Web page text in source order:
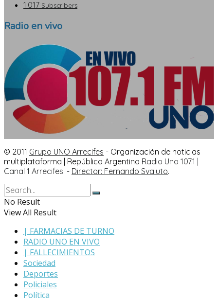
1.017 Subscribers
Radio en vivo
© 2011 Grupo UNO Arrecifes - Organización de noticias
multiplataforma | República Argentina Radio Uno 107.1 |
Canal 1 Arrecifes. - Director: Fernando Svaluto.
No Result
View All Result
| FARMACIAS DE TURNO
RADIO UNO EN VIVO
| FALLECIMIENTOS
Sociedad
Deportes
Policiales
Política